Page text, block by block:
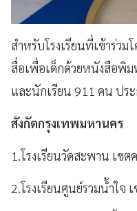
สำหรับโรงเรียนที่เข้าร่วม
สื่อเพื่อเด็กด้วยหนังสือพิม
และนักเรียน 911 คน ปร
สังกัดกรุงเทพมหานคร
1.โรงเรียนวัดสะพาน เขต
2.โรงเรียนศูนย์รวมน้ำใจ